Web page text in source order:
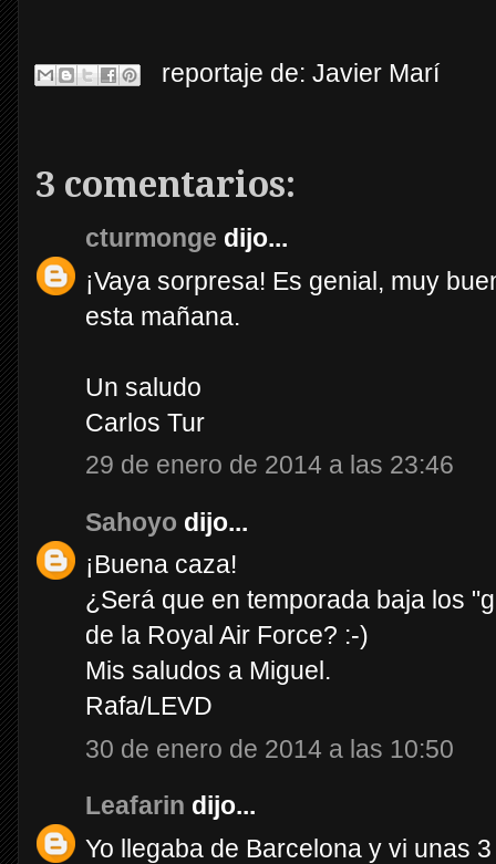
reportaje de: Javier Marí
3 comentarios:
cturmonge dijo...
¡Vaya sorpresa! Es genial, muy
esta mañana.
Un saludo
Carlos Tur
29 de enero de 2014 a las 23:46
Sahoyo dijo...
¡Buena caza!
¿Será que en temporada baja los
de la Royal Air Force? :-)
Mis saludos a Miguel.
Rafa/LEVD
30 de enero de 2014 a las 10:50
Leafarin dijo...
Yo llegaba de Barcelona y vi unas